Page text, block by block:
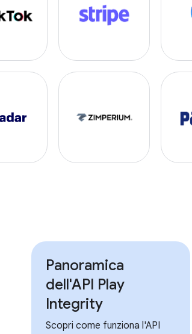
Panoramica
dell'API Play
Integrity
Scopri come funziona l'API